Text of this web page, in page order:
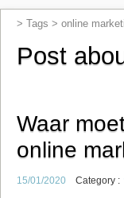
> Tags > online
Post
Waar
online
15/01/2020 Category :